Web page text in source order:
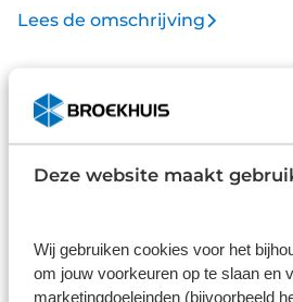
Deze website maakt
Wij gebruiken cookies voor het
om jouw voorkeuren op te slaan en
marketingdoeleinden (bijvoorbeeld
Vandaag de dag is het ideaal
plantaardig gelooid leer, wat
duurzaamheid en een
tijd. Het leer is een natuurlijk ademend materiaal en
werkt als een hangmat: de
op maat gemaakt en blijvend
constructie omvat 5 mm dik
Lees de omschrijving
Specificaties
Brooks
Fietszadels
Alle specificaties